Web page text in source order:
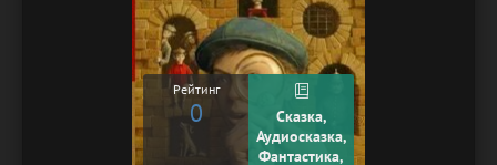
Рейтинг
0
Сказка,
Аудиосказка,
Фантастика,